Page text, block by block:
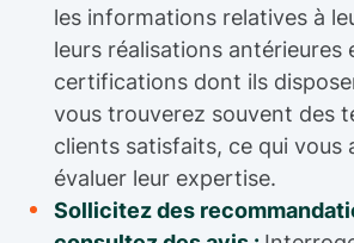
les informations relatives à
leurs réalisations antérieures
certifications dont ils
vous trouverez souvent des
clients satisfaits, ce qui vous
évaluer leur expertise.
Sollicitez des